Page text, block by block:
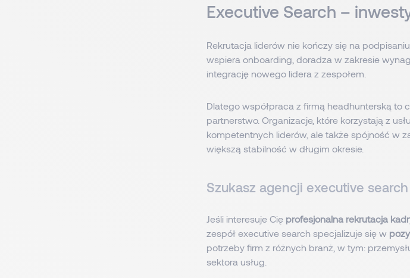
Executive Search –
Rekrutacja liderów nie kończy się na
wspiera onboarding, doradza w zakresie
integrację nowego lidera z zespołem.
Dlatego współpraca z firmą headhunterską to
partnerstwo. Organizacje, które korzystają z
kompetentnych liderów, ale także spójność w
większą stabilność w długim okresie.
Szukasz agencji executive
Jeśli interesuje Cię profesjonalna rekrutacja
zespół executive search specjalizuje się w
potrzeby firm z różnych branż, w tym:
sektora usług.